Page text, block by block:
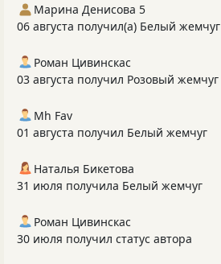
Марина Денисова 5
06 августа получил(а) Белый жемчуг
Роман Цивинскас
03 августа получил Розовый жемчуг
Mh Fav
01 августа получил Белый жемчуг
Наталья Бикетова
31 июля получила Белый жемчуг
Роман Цивинскас
30 июля получил статус автора